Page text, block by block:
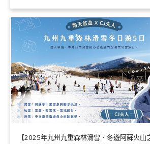
【2025年九州九重森林滑雪、冬遊阿蘇火山